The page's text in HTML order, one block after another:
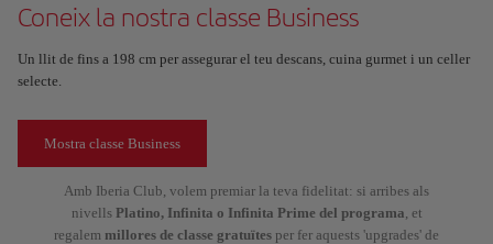
Coneix la nostra classe Business
Un llit de fins a 198 cm per assegurar el teu descans, cuina gurmet i un celler
selecte.
Mostra classe Business
Amb Iberia Club, volem premiar la teva fidelitat: si arribes als
nivells Platino, Infinita o Infinita Prime del programa, et
regalem millores de classe gratuïtes per fer aquests 'upgrades' de